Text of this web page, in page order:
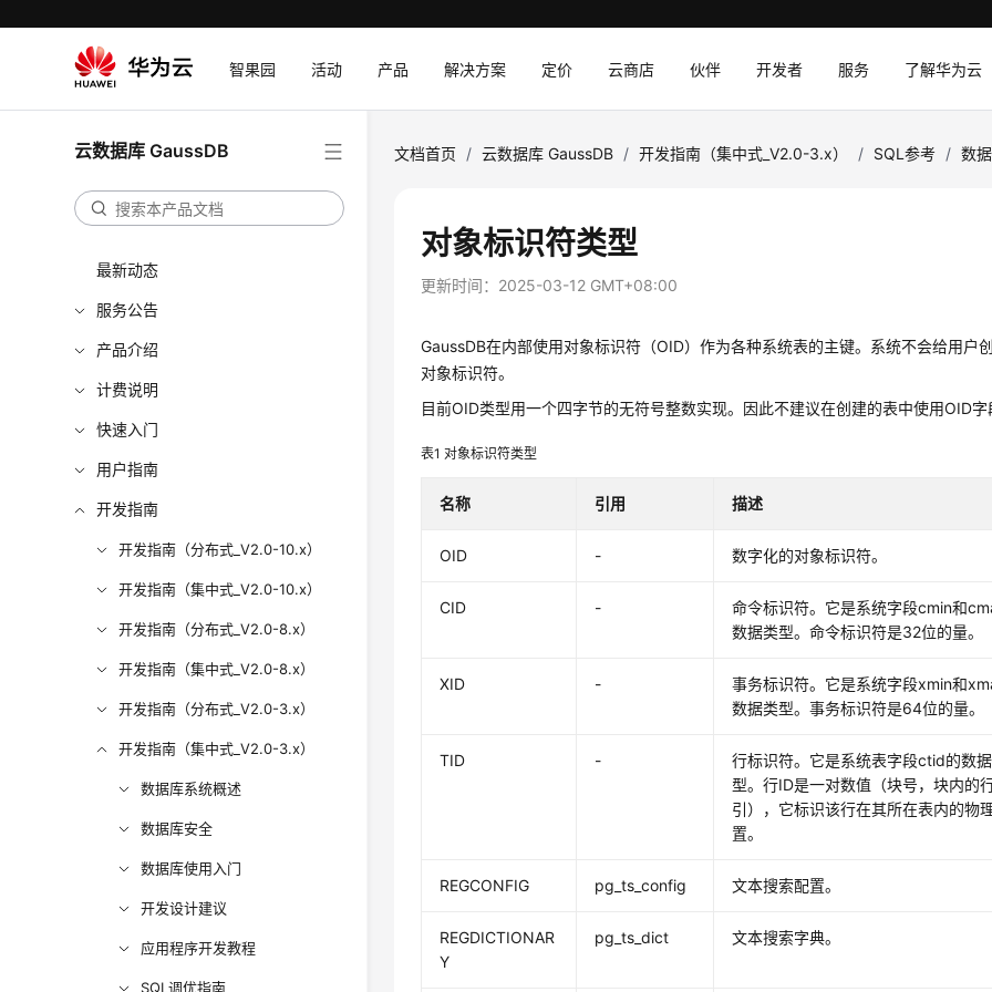
智果园 活动 产品 解决方案 定价 云商店 伙伴 开发者 服务 了解华为云
云数据库 GaussDB
最新动态
服务公告
产品介绍
计费说明
快速入门
用户指南
开发指南
开发指南（分布式_V2.0-10.x）
开发指南（集中式_V2.0-10.x）
开发指南（分布式_V2.0-8.x）
开发指南（集中式_V2.0-8.x）
开发指南（分布式_V2.0-3.x）
开发指南（集中式_V2.0-3.x）
数据库系统概述
数据库安全
数据库使用入门
开发设计建议
应用程序开发教程
SQL调优指南
文档首页 / 云数据库 GaussDB / 开发指南（集中式_V2.0-3.x） / SQL参考 / 数
对象标识符类型
更新时间： 2025-03-12 GMT+08:00
GaussDB在内部使用对象标识符（OID）作为各种系统表的主键。系统不会给用户
对象标识符。
目前OID类型用一个四字节的无符号整数实现。因此不建议在创建的表中使用OID
表1对象标识符类型
名称 引用 描述
OID - 数字化的对象标识符。
CID -
命令标识符。它是系统字段cmin和
数据类型。命令标识符是32位的量。
XID -
事务标识符。它是系统字段xmin和
数据类型。事务标识符是64位的量。
TID -
行标识符。它是系统表字段ctid的数
型。行ID是一对数值（块号，块内的
引），它标识该行在其所在表内的物
置。
REGCONFIG pg_ts_config 文本搜索配置。
REGDICTIONAR
Y
pg_ts_dict 文本搜索字典。